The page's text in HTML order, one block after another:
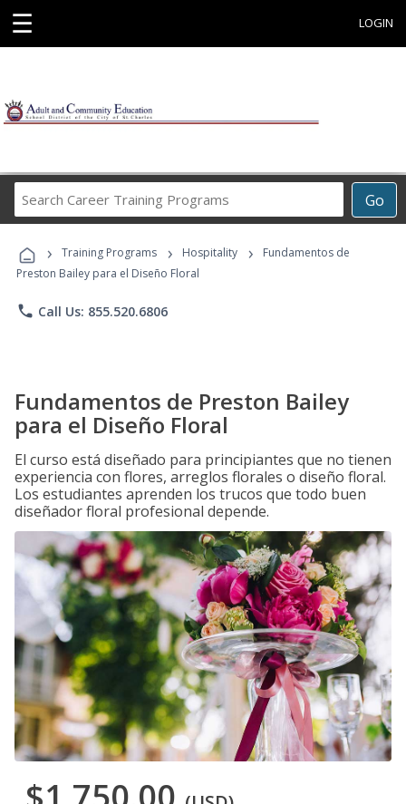
☰ LOGIN
Go
Career
Programs
› Training Programs › Hospitality ›
Fundamentos de
Preston Bailey para el Diseño Floral
phone Call Us: 855.520.6806
Fundamentos de Preston Bailey
para el Diseño Floral
El curso está diseñado para principiantes que no tienen
experiencia con flores, arreglos florales o diseño floral.
Los estudiantes aprenden los trucos que todo buen
diseñador floral profesional depende.